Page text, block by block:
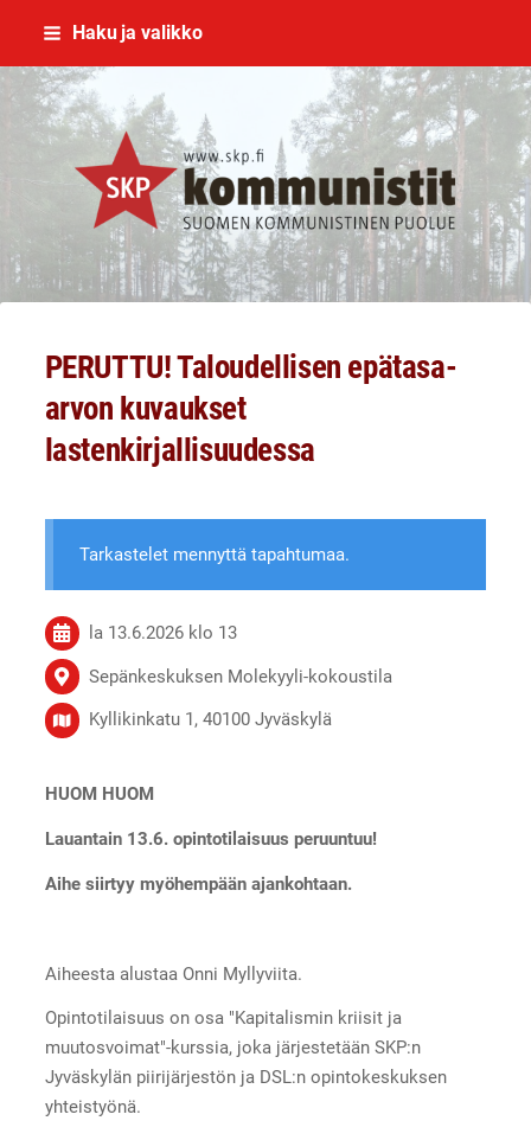
Siirry
sisältöön
Haku ja valikko
SKP Jyväskylä
PERUTTU! Taloudellisen epätasa-
arvon kuvaukset
lastenkirjallisuudessa
Tarkastelet mennyttä tapahtumaa.
la 13.6.2026 klo 13
Sepänkeskuksen Molekyyli-kokoustila
Kyllikinkatu 1, 40100 Jyväskylä
HUOM HUOM
Lauantain 13.6. opintotilaisuus peruuntuu!
Aihe siirtyy myöhempään ajankohtaan.
Aiheesta alustaa Onni Myllyviita.
Opintotilaisuus on osa "Kapitalismin kriisit ja
muutosvoimat"-kurssia, joka järjestetään SKP:n
Jyväskylän piirijärjestön ja DSL:n opintokeskuksen
yhteistyönä.